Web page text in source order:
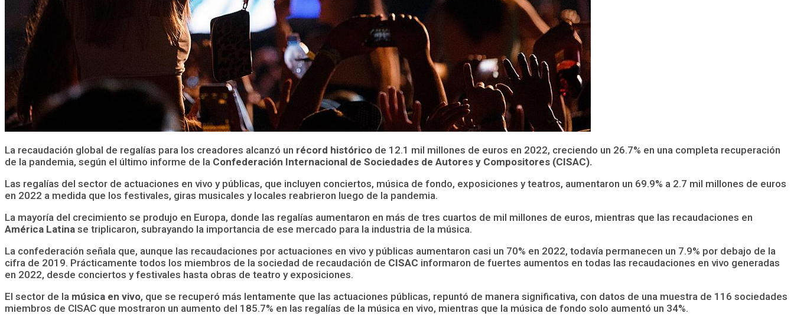
La recaudación global de regalías para los creadores alcanzó un récord histórico de 12.1 mil millones de euros en 2022, creciendo un 26.7% en una completa recuperación
de la pandemia, según el último informe de la Confederación Internacional de Sociedades de Autores y Compositores (CISAC).
Las regalías del sector de actuaciones en vivo y públicas, que incluyen conciertos, música de fondo, exposiciones y teatros, aumentaron un 69.9% a 2.7 mil millones de euros
en 2022 a medida que los festivales, giras musicales y locales reabrieron luego de la pandemia.
La mayoría del crecimiento se produjo en Europa, donde las regalías aumentaron en más de tres cuartos de mil millones de euros, mientras que las recaudaciones en
América Latina se triplicaron, subrayando la importancia de ese mercado para la industria de la música.
La confederación señala que, aunque las recaudaciones por actuaciones en vivo y públicas aumentaron casi un 70% en 2022, todavía permanecen un 7.9% por debajo de la
cifra de 2019. Prácticamente todos los miembros de la sociedad de recaudación de CISAC informaron de fuertes aumentos en todas las recaudaciones en vivo generadas
en 2022, desde conciertos y festivales hasta obras de teatro y exposiciones.
El sector de la música en vivo, que se recuperó más lentamente que las actuaciones públicas, repuntó de manera significativa, con datos de una muestra de 116 sociedades
miembros de CISAC que mostraron un aumento del 185.7% en las regalías de la música en vivo, mientras que la música de fondo solo aumentó un 34%.